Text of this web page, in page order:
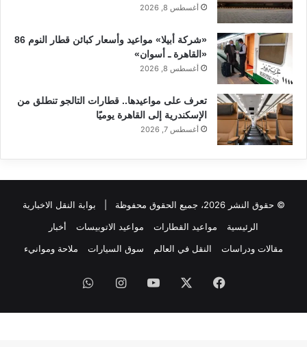
أغسطس 8, 2026
«شركة أبيلا» مواعيد وأسعار كبائن قطار النوم 86
«القاهرة ـ أسوان»
أغسطس 8, 2026
تعرف على مواعيدها.. قطارات التالجو تنطلق من
الإسكندرية إلى القاهرة يوميًا
أغسطس 7, 2026
© حقوق النشر 2026، جميع الحقوق محفوظة |
بوابة النقل الاخبارية
الرئيسية
مواعيد القطارات مواعيد الاتوبيسات
أخبار
مقالات ودراسات
النقل في العالم سوق السيارات ملاحة وموانيء
فيسبوك ‫YouTubeانستقرام